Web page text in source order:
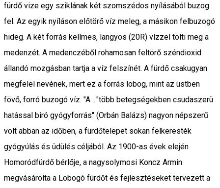
fürdő vize egy sziklának két szomszédos nyílásából buzog
fel. Az egyik nyíláson előtörő víz meleg, a másikon felbuzogó
hideg. A két forrás kellmes, langyos (20R) vízzel tölti meg a
medenzét. A medenczéből rohamosan feltörő széndioxid
állandó mozgásban tartja a víz felszínét. A fürdő csakugyan
megfelel nevének, mert ez a forrás lobog, mint az üstben
fövő, forró buzogó víz. "A ..."több betegségekben csudaszerü
hatással biró gyógyforrás" (Orbán Balázs) nagyon népszerű
volt abban az időben, a fürdőtelepet sokan felkeresték
gyógyúlás és üdülés céljából. Az 1900-as évek elején
Homoródfürdő bérlője, a nagysolymosi Koncz Armin
megvásárolta a Lobogó fürdőt és fejlesztéseket tervezett a